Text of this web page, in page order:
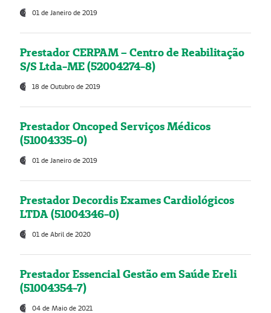
01 de Janeiro de 2019
Prestador CERPAM – Centro de Reabilitação
S/S Ltda-ME (52004274-8)
18 de Outubro de 2019
Prestador Oncoped Serviços Médicos
(51004335-0)
01 de Janeiro de 2019
Prestador Decordis Exames Cardiológicos
LTDA (51004346-0)
01 de Abril de 2020
Prestador Essencial Gestão em Saúde Ereli
(51004354-7)
04 de Maio de 2021